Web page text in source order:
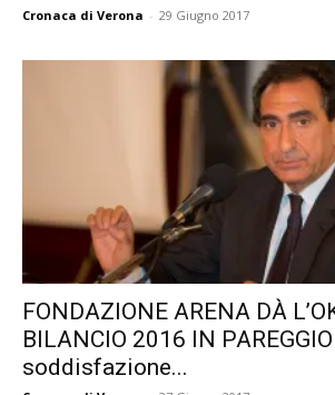
Cronaca di Verona - 29 Giugno 2017
FONDAZIONE ARENA DÀ
BILANCIO 2016 IN
soddisfazione...